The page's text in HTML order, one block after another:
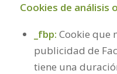
Cookies de análisis
_fbp: Cookie que
publicidad de
tiene una